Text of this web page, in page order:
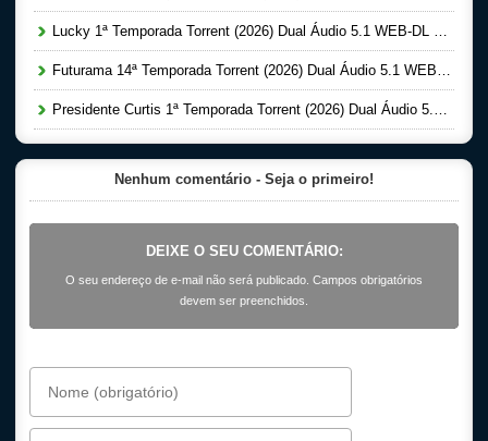
Lucky 1ª Temporada Torrent (2026) Dual Áudio 5.1 WEB-DL 1080p
Futurama 14ª Temporada Torrent (2026) Dual Áudio 5.1 WEB-DL 1080p
Presidente Curtis 1ª Temporada Torrent (2026) Dual Áudio 5.1 WEB-DL 1080p
Nenhum comentário - Seja o primeiro!
DEIXE O SEU COMENTÁRIO:
O seu endereço de e-mail não será publicado. Campos obrigatórios
devem ser preenchidos.